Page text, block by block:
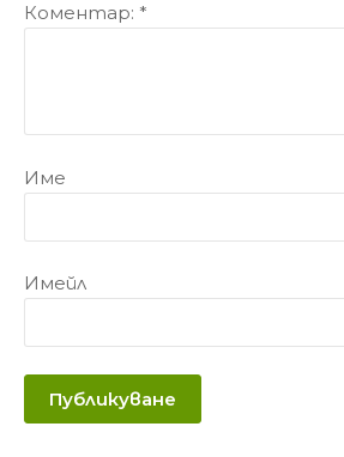
Коментар: *
Име
Имейл